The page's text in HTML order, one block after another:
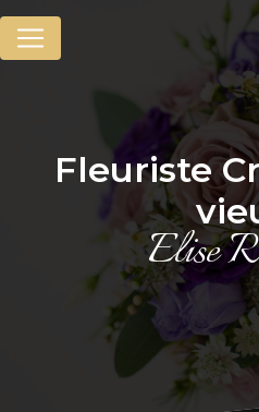
fleuriste Creuzier-le-
Elise
Panneau de gestion des